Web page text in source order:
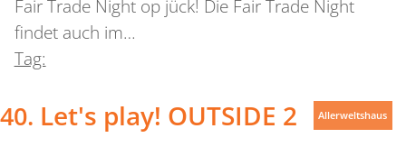
Fair Trade Night op jück! Die Fair Trade Night
findet auch im…
Tag:
Let's play! OUTSIDE 2 Allerweltshaus